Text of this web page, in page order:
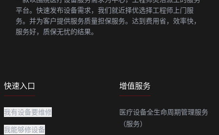
平台。快速发布设备需求，我们就近择优选择工程师上门服
务。并为客户提供服务质量担保服务。达到费用省，效率快，
服务好，质保无忧的结果。
快速入口
我有设备要维修
我能够修设备
增值服务
医疗设备全生命周期管理服务
（服务）